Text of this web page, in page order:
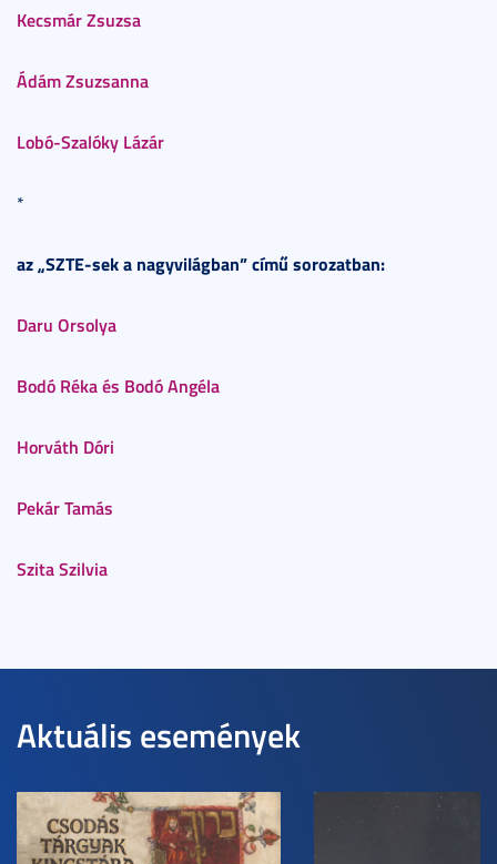
Kecsmár Zsuzsa
Ádám Zsuzsanna
Lobó-Szalóky Lázár
*
az „SZTE-sek a nagyvilágban” című sorozatban:
Daru Orsolya
Bodó Réka és Bodó Angéla
Horváth Dóri
Pekár Tamás
Szita Szilvia
Aktuális események